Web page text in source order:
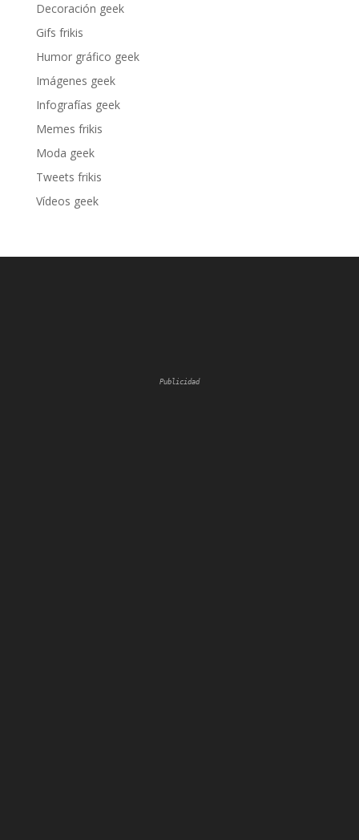
Decoración geek
Gifs frikis
Humor gráfico geek
Imágenes geek
Infografías geek
Memes frikis
Moda geek
Tweets frikis
Vídeos geek
Publicidad